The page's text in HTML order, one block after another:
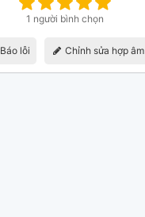
1 người bình chọn
Báo lỗi Chỉnh sửa hợp âm